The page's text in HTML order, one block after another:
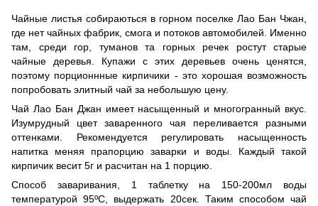
Чайные листья собираються в горном поселке Лао Бан Чжан,
где нет чайных фабрик, смога и потоков автомобилей. Именно
там, среди гор, туманов та горных речек ростут старые
чайные деревья. Купажи с этих деревьев очень ценятся,
поэтому порционнные кирпичики - это хорошая возможность
попробовать элитный чай за небольшую цену.
Чай Лао Бан Джан имеет насыщенный и многогранный вкус.
Изумрудный цвет заваренного чая переливается разными
оттенками. Рекомендуется регулировать насыщенность
напитка меняя прапорцию заварки и воды. Каждый такой
кирпичик весит 5г и расчитан на 1 порцию.
Способ заваривания, 1 таблетку на 150-200мл воды
температурой 95ºС, выдержать 20сек. Таким способом чай